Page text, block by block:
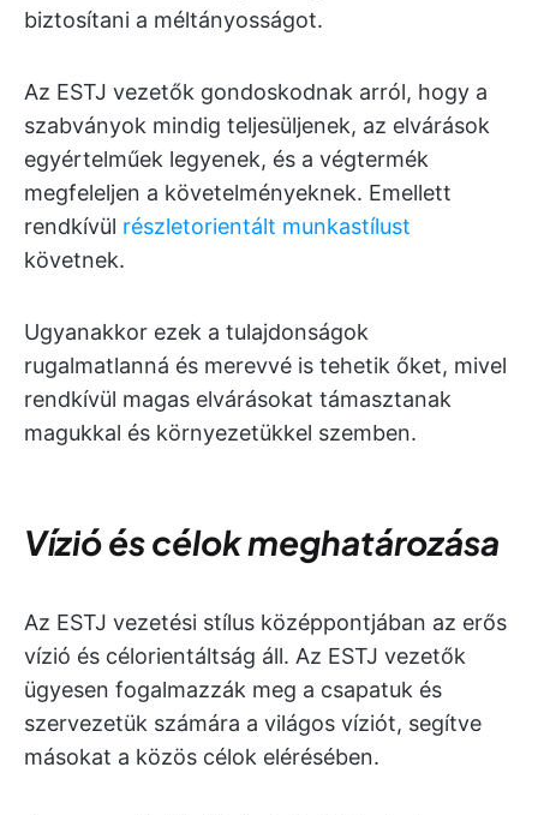
biztosítani a méltányosságot.
Az ESTJ vezetők gondoskodnak arról, hogy a
szabványok mindig teljesüljenek, az elvárások
egyértelműek legyenek, és a végtermék
megfeleljen a követelményeknek. Emellett
rendkívül részletorientált munkastílust
követnek.
Ugyanakkor ezek a tulajdonságok
rugalmatlanná és merevvé is tehetik őket, mivel
rendkívül magas elvárásokat támasztanak
magukkal és környezetükkel szemben.
Vízió és célok meghatározása
Az ESTJ vezetési stílus középpontjában az erős
vízió és célorientáltság áll. Az ESTJ vezetők
ügyesen fogalmazzák meg a csapatuk és
szervezetük számára a világos víziót, segítve
másokat a közös célok elérésében.